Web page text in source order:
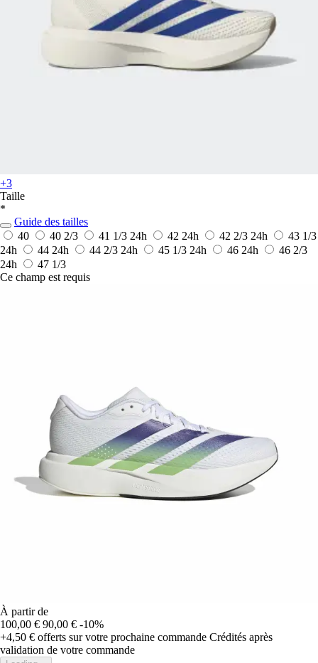
+3
Taille
*
Guide des tailles
40
40 2/3 41 1/3 24h 42 24h 42 2/3 24h
43 1/3
24h
44 24h 44 2/3 24h 45 1/3 24h 46 24h
46 2/3
24h
47 1/3
Ce champ est requis
À partir de
100,00 € 90,00 € -10%
+4,50 € offerts sur votre prochaine commande Crédités après
validation de votre commande